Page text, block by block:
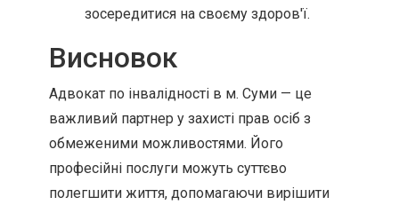
зосередитися на своєму здоров'ї.
Висновок
Адвокат по інвалідності в м. Суми — це
важливий партнер у захисті прав осіб з
обмеженими можливостями. Його
професійні послуги можуть суттєво
полегшити життя, допомагаючи вирішити